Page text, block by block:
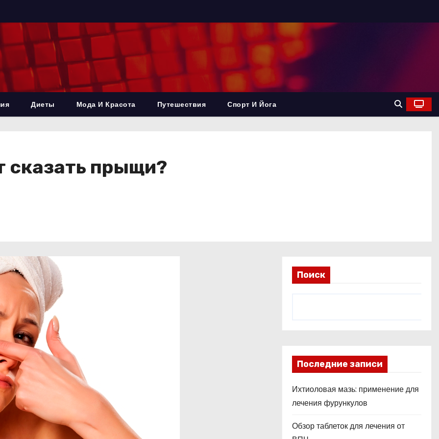
Диеты Мода И Красота Путешествия Спорт И Йога
сказать прыщи?
Поиск
Последние записи
Ихтиоловая мазь: применение для
лечения фурункулов
Обзор таблеток для лечения от